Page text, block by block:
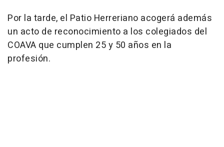
Por la tarde, el Patio Herreriano acogerá además
un acto de reconocimiento a los colegiados del
COAVA que cumplen 25 y 50 años en la
profesión.